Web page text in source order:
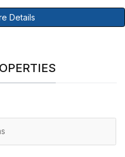
Details